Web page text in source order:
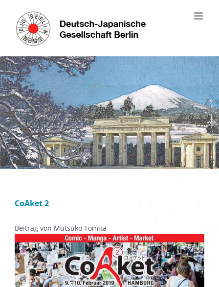
content
CoAket 2
Beitrag von Mutsuko Tomita